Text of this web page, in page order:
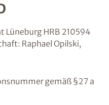
Lüneburg HRB 210594
Raphael Opilski,
gemäß §27 a